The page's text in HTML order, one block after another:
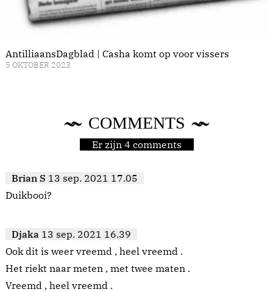
AntilliaansDagblad | Casha komt op voor vissers
5 OKTOBER 2023
COMMENTS
Er zijn 4 comments
Brian S 13 sep. 2021 17.05
Duikbooi?
Djaka 13 sep. 2021 16.39
Ook dit is weer vreemd , heel vreemd .
Het riekt naar meten , met twee maten .
Vreemd , heel vreemd .